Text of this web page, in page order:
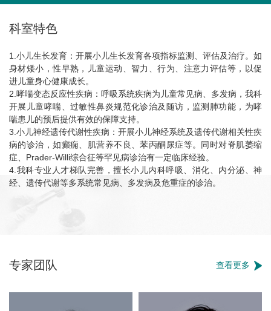
科室特色
1.小儿生长发育：开展小儿生长发育各项指标监测、评估及治疗。如
身材矮小，性早熟，儿童运动、智力、行为、注意力评估等，以促
进儿童身心健康成长。
2.哮喘变态反应性疾病：呼吸系统疾病为儿童常见病、多发病，我科
开展儿童哮喘、过敏性鼻炎规范化诊治及随访，监测肺功能，为哮
喘患儿的预后提供有效的保障支持。
3.小儿神经遗传代谢性疾病：开展小儿神经系统及遗传代谢相关性疾
病的诊治，如癫痫、肌营养不良、苯丙酮尿症等。同时对脊肌萎缩
症、Prader-Willi综合征等罕见病诊治有一定临床经验。
4.我科专业人才梯队完善，擅长小儿内科呼吸、消化、内分泌、神
经、遗传代谢等多系统常见病、多发病及危重症的诊治。
专家团队 查看更多